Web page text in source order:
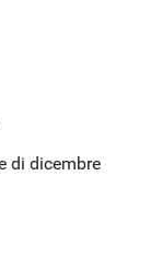
di dicembre